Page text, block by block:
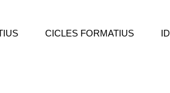
CICLES FORMATIUS